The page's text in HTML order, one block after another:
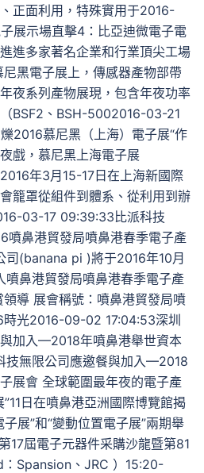
正面利用，特殊實用于2016-
展示場直擊4：比亞迪微電子電
進多家著名企業和行業頂尖工場
黑電子展上，傳感器產物部帶
夜系列產物展現，包含年夜功率
BSF2、BSH-5002016-03-21
2016慕尼黑（上海）電子展“作
戲，慕尼黑上海電子展
年3月15-17日在上海新國際
籠罩從組件到體系、從利用到辦
03-17 09:39:33比派科技
噴鼻港貿發局噴鼻港春季電子產
(banana pi )將于2016年10月
噴鼻港貿發局噴鼻港春季電子產
導 展會稱號：噴鼻港貿發局噴
光2016-09-02 17:04:53深圳
加入—2018年噴鼻港舉世資本
技無限公司應邀餐與加入—2018
展會 全球範圍最年夜的電子產
日在噴鼻港亞洲國際博覽館揭
展”和“變動位置電子展”兩期舉
屆電子元器件采購沙龍暨第81
Spansion、JRC ）15:20-